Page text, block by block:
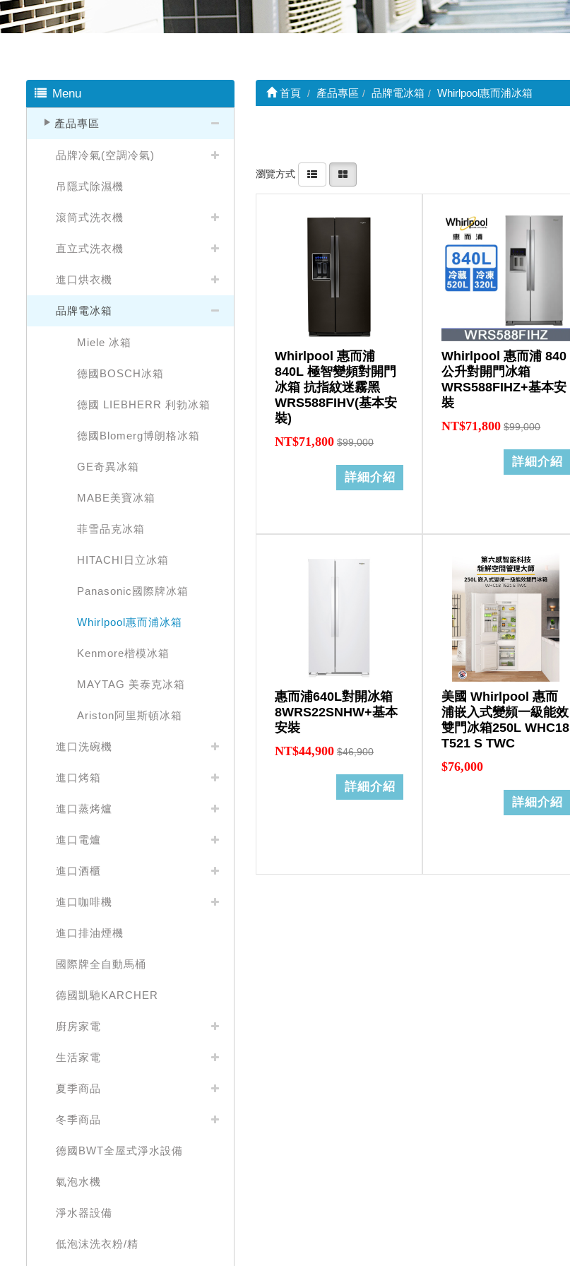
Menu
產品專區
品牌冷氣(空調冷氣)
吊隱式除濕機
滾筒式洗衣機
直立式洗衣機
進口烘衣機
品牌電冰箱
Miele 冰箱
德國BOSCH冰箱
德國 LIEBHERR 利勃冰箱
德國Blomerg博朗格冰箱
GE奇異冰箱
MABE美寶冰箱
菲雪品克冰箱
HITACHI日立冰箱
Panasonic國際牌冰箱
Whirlpool惠而浦冰箱
Kenmore楷模冰箱
MAYTAG 美泰克冰箱
Ariston阿里斯頓冰箱
進口洗碗機
進口烤箱
進口蒸烤爐
進口電爐
進口酒櫃
進口咖啡機
進口排油煙機
國際牌全自動馬桶
德國凱馳KARCHER
廚房家電
生活家電
夏季商品
冬季商品
德國BWT全屋式淨水設備
氣泡水機
淨水器設備
低泡沫洗衣粉/精
首頁 產品專區 品牌電冰箱 Whirlpool惠而浦冰箱
瀏覽方式
Whirlpool 惠而浦
840L 極智變頻對開門
冰箱 抗指紋迷霧黑
WRS588FIHV(基本安
裝)
NT$71,800 $99,000
詳細介紹
Whirlpool 惠而浦 840
公升對開門冰箱
WRS588FIHZ+基本安
裝
NT$71,800 $99,000
詳細介紹
惠而浦640L對開冰箱
8WRS22SNHW+基本
安裝
NT$44,900 $46,900
詳細介紹
美國 Whirlpool 惠而
浦嵌入式變頻一級能效
雙門冰箱250L WHC18
T521 S TWC
$76,000
詳細介紹